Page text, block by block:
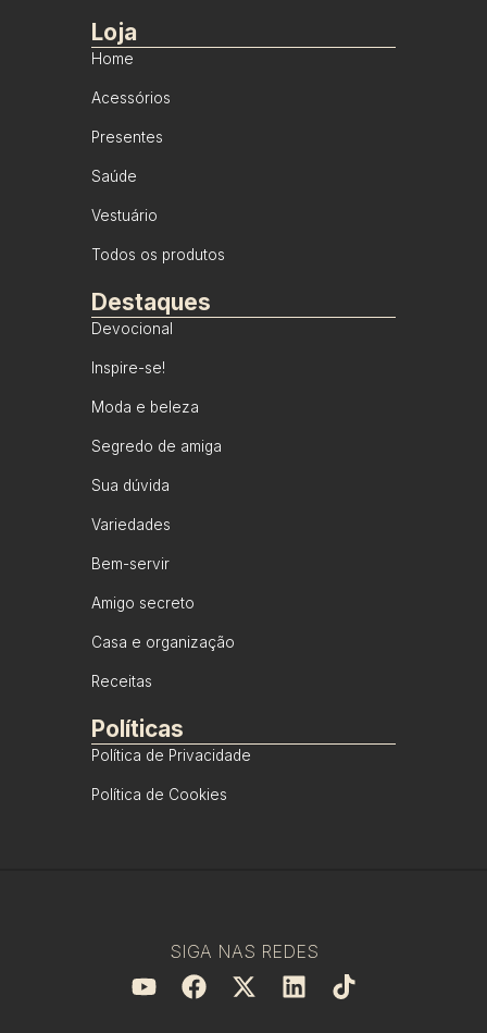
Loja
Home
Acessórios
Presentes
Saúde
Vestuário
Todos os produtos
Destaques
Devocional
Inspire-se!
Moda e beleza
Segredo de amiga
Sua dúvida
Variedades
Bem-servir
Amigo secreto
Casa e organização
Receitas
Políticas
Política de Privacidade
Política de Cookies
SIGA NAS REDES